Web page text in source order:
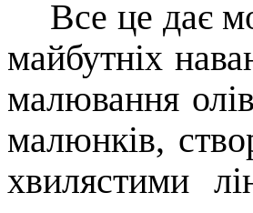
Все це дає
майбутніх
малювання
малюнків,
хвилястими